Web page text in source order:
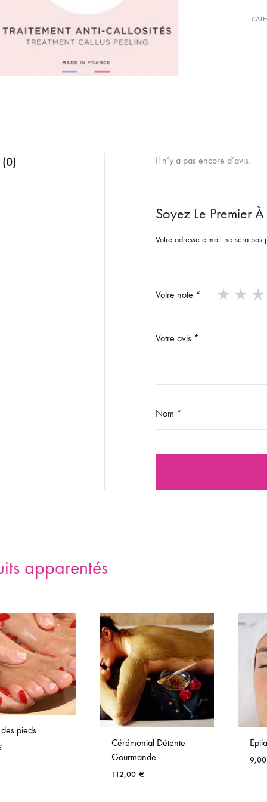
(0) Il n’y a pas encore d’avis.
Soyez Le Premier
Votre adresse e-mail ne sera pas
Votre note *
Votre avis *
Nom *
apparentés
pieds
Cérémonial Détente
Gourmande
112,00€
9,00